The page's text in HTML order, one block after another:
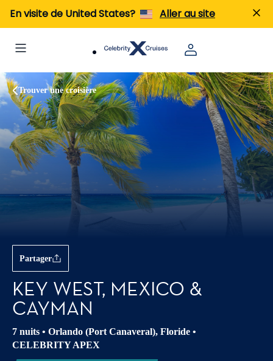
En visite de United States? Aller au site
Trouver une croisière
Partager
KEY WEST, MEXICO &
CAYMAN
7 nuits • Orlando (Port Canaveral), Floride •
CELEBRITY APEX